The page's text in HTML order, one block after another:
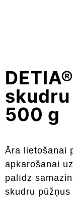
500 g
Āra lietošanai
apkarošanai
palīdz
skudru